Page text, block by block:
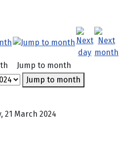
Jump to month
Jump to month
21 March 2024